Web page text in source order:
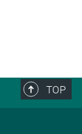
TOP